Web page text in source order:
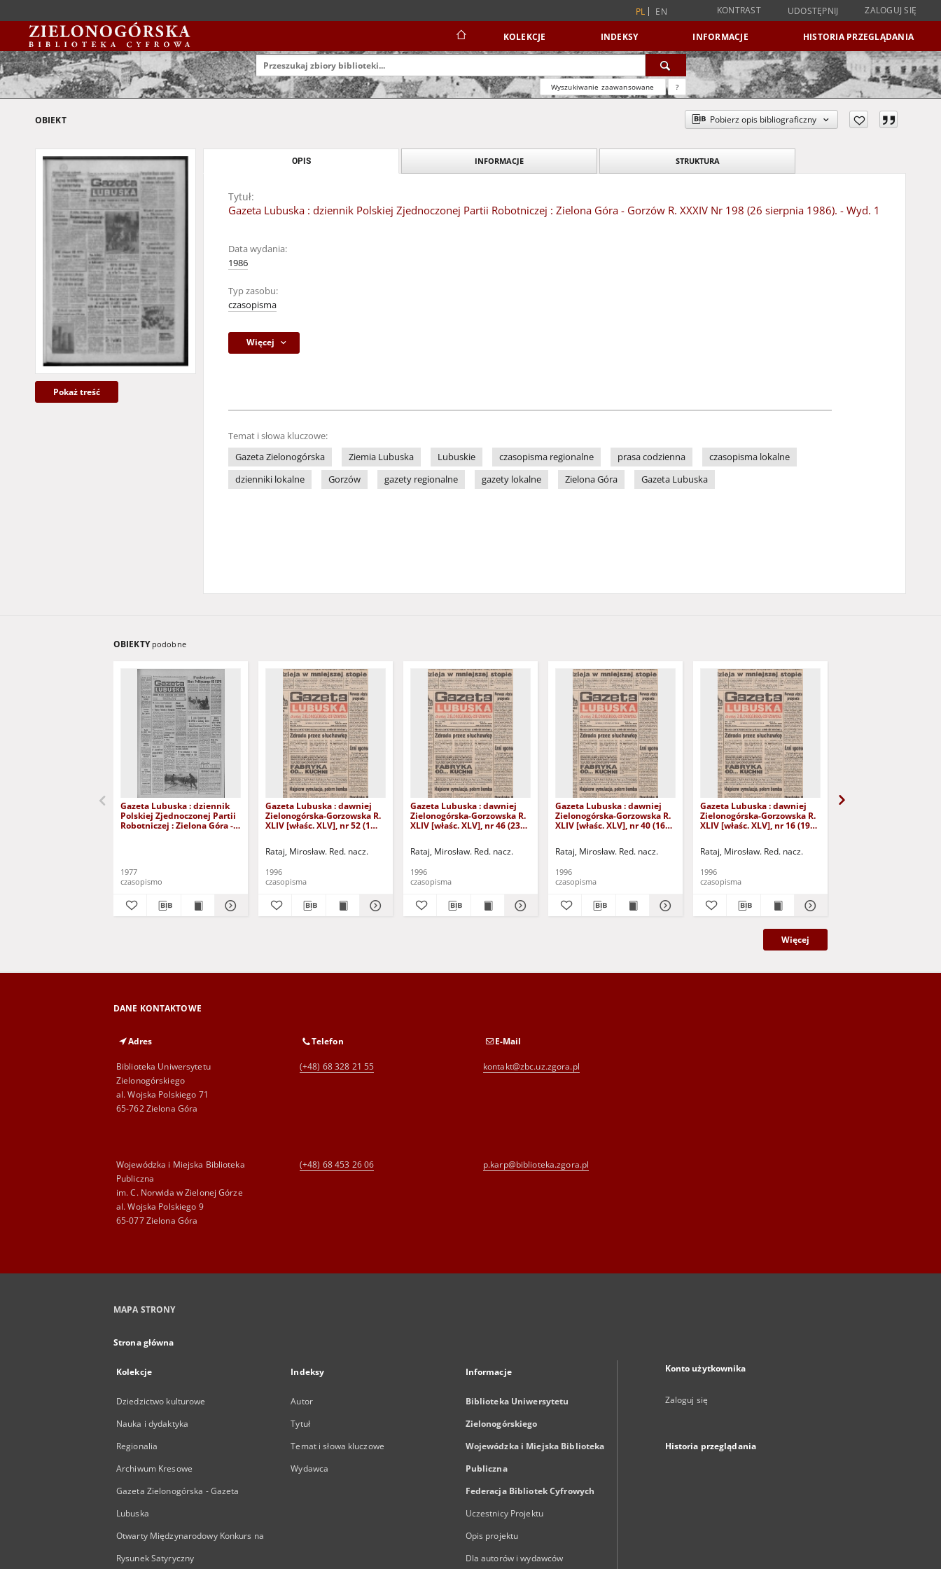
PL EN KONTRAST UDOSTĘPNIJ ZALOGUJ SIĘ
KOLEKCJE INDEKSY INFORMACJE HISTORIA PRZEGLĄDANIA
Wyszukiwanie zaawansowane ?
OBIEKT Pobierz opis bibliograficzny
Pokaż treść
OPIS INFORMACJE STRUKTURA
Tytuł:
Gazeta Lubuska : dziennik Polskiej Zjednoczonej Partii Robotniczej : Zielona Góra - Gorzów R. XXXIV Nr 198 (26 sierpnia 1986). - Wyd. 1
Data wydania:
1986
Typ zasobu:
czasopisma
Więcej
Temat i słowa kluczowe:
Gazeta Zielonogórska
Ziemia Lubuska Lubuskie czasopisma regionalne prasa codzienna
czasopisma lokalne
dzienniki lokalne
Gorzów gazety regionalne gazety lokalne Zielona Góra Gazeta Lubuska
OBIEKTY podobne
Gazeta Lubuska : dziennik
Polskiej Zjednoczonej Partii
Robotniczej : Zielona Góra -
1977
czasopismo
Gazeta Lubuska : dawniej
Zielonogórska-Gorzowska R.
XLIV [właśc. XLV], nr 52 (1
Rataj, Mirosław. Red. nacz.
1996
czasopisma
Gazeta Lubuska : dawniej
Zielonogórska-Gorzowska R.
XLIV [właśc. XLV], nr 46 (23
Rataj, Mirosław. Red. nacz.
1996
czasopisma
Gazeta Lubuska : dawniej
Zielonogórska-Gorzowska R.
XLIV [właśc. XLV], nr 40 (16
Rataj, Mirosław. Red. nacz.
1996
czasopisma
Gazeta Lubuska : dawniej
Zielonogórska-Gorzowska R.
XLIV [właśc. XLV], nr 16 (19
Rataj, Mirosław. Red. nacz.
1996
czasopisma
Więcej
DANE KONTAKTOWE
Adres
Biblioteka Uniwersytetu
Zielonogórskiego
al. Wojska Polskiego 71
65-762 Zielona Góra
Telefon
(+48) 68 328 21 55
E-Mail
kontakt@zbc.uz.zgora.pl
Wojewódzka i Miejska Biblioteka
Publiczna
im. C. Norwida w Zielonej Górze
al. Wojska Polskiego 9
65-077 Zielona Góra
(+48) 68 453 26 06 p.karp@biblioteka.zgora.pl
MAPA STRONY
Strona główna
Kolekcje
Dziedzictwo kulturowe
Nauka i dydaktyka
Regionalia
Archiwum Kresowe
Gazeta Zielonogórska - Gazeta
Lubuska
Otwarty Międzynarodowy Konkurs na
Rysunek Satyryczny
Indeksy
Autor
Tytuł
Temat i słowa kluczowe
Wydawca
Informacje
Biblioteka Uniwersytetu
Zielonogórskiego
Wojewódzka i Miejska Biblioteka
Publiczna
Federacja Bibliotek Cyfrowych
Uczestnicy Projektu
Opis projektu
Dla autorów i wydawców
Konto użytkownika
Zaloguj się
Historia przeglądania